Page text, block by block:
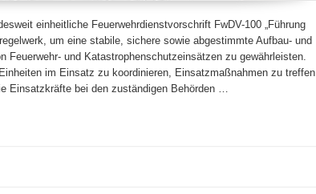
einheitliche Feuerwehrdienstvorschrift FwDV-100 „Führung
um eine stabile, sichere sowie abgestimmte Aufbau- und
Feuerwehr- und Katastrophenschutzeinsätzen zu gewährleisten.
im Einsatz zu koordinieren, Einsatzmaßnahmen zu treffen
Einsatzkräfte bei den zuständigen Behörden …